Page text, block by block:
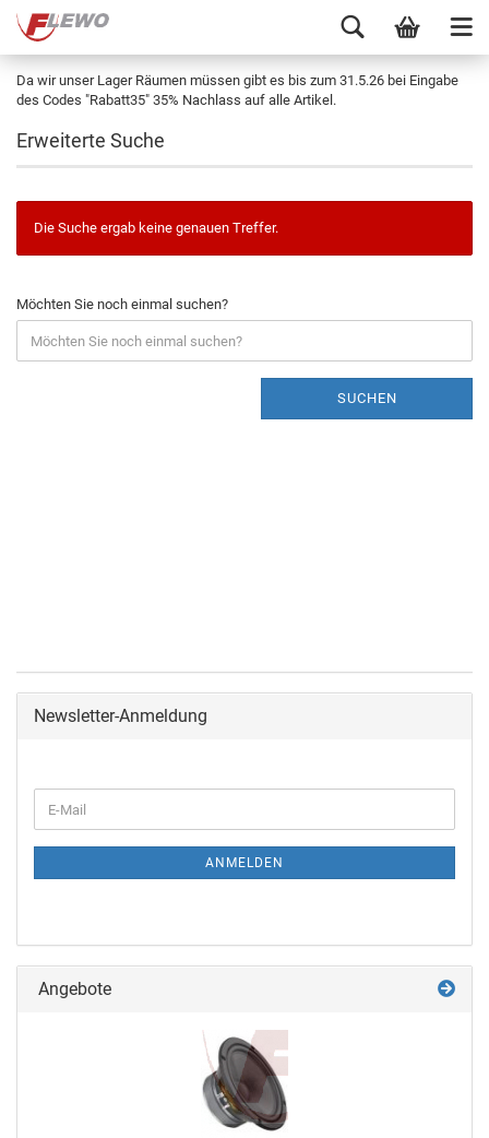
Da wir unser Lager Räumen müssen gibt es bis zum 31.5.26 bei Eingabe
des Codes "Rabatt35" 35% Nachlass auf alle Artikel.
Erweiterte Suche
Die Suche ergab keine genauen Treffer.
Möchten Sie noch einmal suchen?
SUCHEN
Newsletter-Anmeldung
ANMELDEN
Angebote